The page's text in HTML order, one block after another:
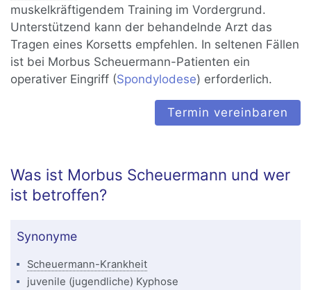
muskelkräftigendem Training im Vordergrund.
Unterstützend kann der behandelnde Arzt das
Tragen eines Korsetts empfehlen. In seltenen Fällen
ist bei Morbus Scheuermann-Patienten ein
operativer Eingriff (Spondylodese) erforderlich.
Termin vereinbaren
Was ist Morbus Scheuermann und wer
ist betroffen?
Synonyme
Scheuermann-Krankheit
juvenile (jugendliche) Kyphose